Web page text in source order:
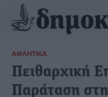
ΑΘΛΗΤΙΚΆ
Πειθαρχική
Παράταση